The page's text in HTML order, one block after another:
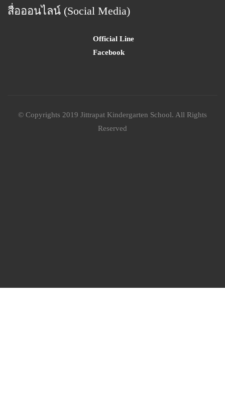
สื่อออนไลน์ (Social Media)
Official Line
Facebook
© Copyrights 2019 Jittrapat Kindergarten School. All Rights
Reserved